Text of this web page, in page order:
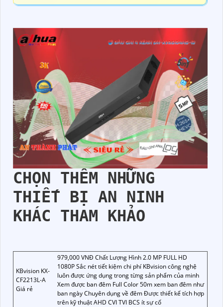
CHỌN THÊM NHỮNG
THIẾT BỊ AN NINH
KHÁC THAM KHẢO
KBvision KX-
CF2213L-A
Giá rẻ
979,000 VNĐ Chất Lượng Hình 2.0 MP FULL HD
1080P Sắc nét tiết kiệm chi phí KBvision công nghệ
luôn được ứng dụng trong từng sản phẩm của minh
Xem được ban đêm Full Color 50m xem ban đêm như
ban ngày Chuyên dụng về đêm Được thiết kế tích hợp
trên kỹ thuật AHD CVI TVI BCS ít sự cố